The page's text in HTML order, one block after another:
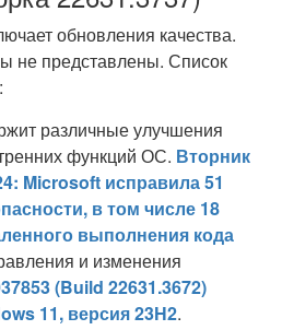
обновления качества.
не представлены. Список
:
различные улучшения
функций ОС. Вторник
Microsoft исправила 51
в том числе 18
выполнения кода
и изменения
(Build 22631.3672)
11, версия 23H2.